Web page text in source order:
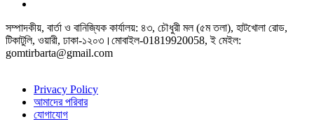
সম্পাদকীয়, বার্তা ও বানিজ্যিক কার্যালয়: ৪৩, চৌধুরী মল (৫ম তলা), হাটখোলা রোড,
টিকাটুলি, ওয়ারী, ঢাকা-১২০৩।মোবাইল-01819920058, ই মেইল:
gomtirbarta@gmail.com
Privacy Policy
আমাদের পরিবার
যোগাযোগ